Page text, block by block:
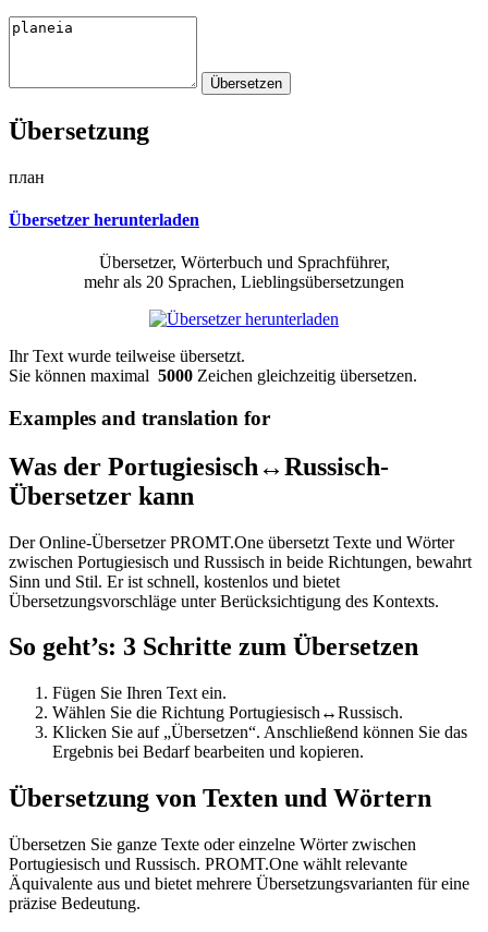
Übersetzung
план
Übersetzer herunterladen
Übersetzer, Wörterbuch und Sprachführer,
mehr als 20 Sprachen, Lieblingsübersetzungen
Ihr Text wurde teilweise übersetzt.
Sie können maximal 5000 Zeichen gleichzeitig übersetzen.
Examples and translation for
Was der Portugiesisch↔Russisch-
Übersetzer kann
Der Online-Übersetzer PROMT.One übersetzt Texte und Wörter
zwischen Portugiesisch und Russisch in beide Richtungen, bewahrt
Sinn und Stil. Er ist schnell, kostenlos und bietet
Übersetzungsvorschläge unter Berücksichtigung des Kontexts.
So geht’s: 3 Schritte zum Übersetzen
Fügen Sie Ihren Text ein.
Wählen Sie die Richtung Portugiesisch↔Russisch.
Klicken Sie auf „Übersetzen“. Anschließend können Sie das
Ergebnis bei Bedarf bearbeiten und kopieren.
Übersetzung von Texten und Wörtern
Übersetzen Sie ganze Texte oder einzelne Wörter zwischen
Portugiesisch und Russisch. PROMT.One wählt relevante
Äquivalente aus und bietet mehrere Übersetzungsvarianten für eine
präzise Bedeutung.